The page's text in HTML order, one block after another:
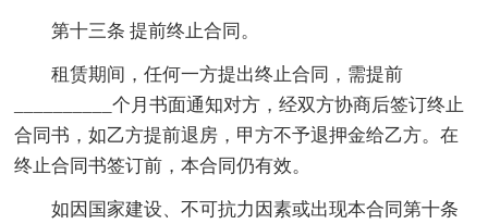
第十三条 提前终止合同。
租赁期间，任何一方提出终止合同，需提前
__________个月书面通知对方，经双方协商后签订终止
合同书，如乙方提前退房，甲方不予退押金给乙方。在
终止合同书签订前，本合同仍有效。
如因国家建设、不可抗力因素或出现本合同第十条